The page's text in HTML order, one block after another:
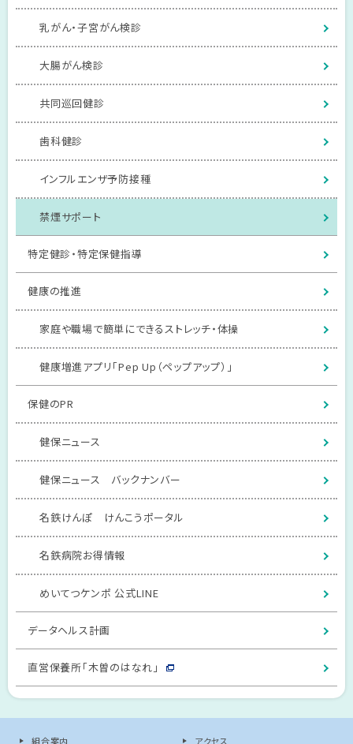
乳がん・子宮がん検診
大腸がん検診
共同巡回健診
歯科健診
インフルエンザ予防接種
禁煙サポート
特定健診・特定保健指導
健康の推進
家庭や職場で簡単にできるストレッチ・体操
健康増進アプリ「Pep Up（ペップアップ）」
保健のPR
健保ニュース
健保ニュース バックナンバー
名鉄けんぽ けんこうポータル
名鉄病院お得情報
めいてつケンポ 公式LINE
データヘルス計画
直営保養所「木曽のはなれ」
組合案内 アクセス